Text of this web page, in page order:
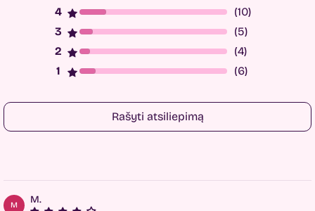
(10)
(5)
(4)
(6)
Rašyti atsiliepimą
M M.